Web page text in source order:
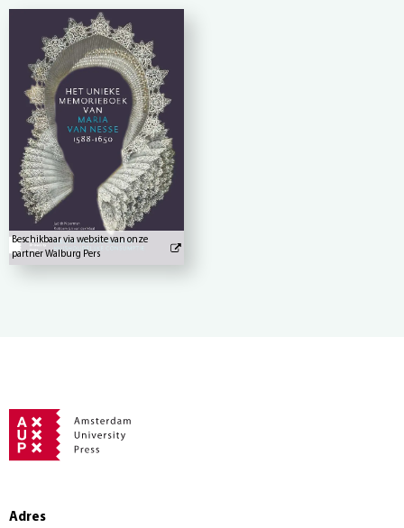
Beschikbaar via website van onze
partner Walburg Pers
Adres